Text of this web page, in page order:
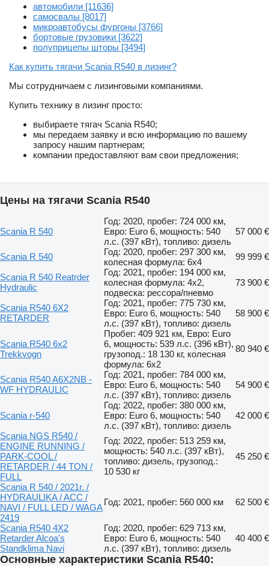
автомобили [11636]
самосвалы [8017]
микроавтобусы фургоны [3766]
бортовые грузовики [3622]
полуприцепы шторы [3494]
Как купить тягачи Scania R540 в лизинг?
Мы сотрудничаем с лизинговыми компаниями.
Купить технику в лизинг просто:
выбираете тягач Scania R540;
мы передаем заявку и всю информацию по вашему
запросу нашим партнерам;
компании предоставляют вам свои предложения;
Цены на тягачи Scania R540
Scania R 540
Год: 2020, пробег: 724 000 км,
Евро: Euro 6, мощность: 540
л.с. (397 кВт), топливо: дизель
57 000 €
Scania R 540
Год: 2020, пробег: 297 300 км,
колесная формула: 6x4
99 999 €
Scania R 540 Reatrder
Hydraulic
Год: 2021, пробег: 194 000 км,
колесная формула: 4x2,
подвеска: рессора/пневмо
73 900 €
Scania R540 6X2
RETARDER
Год: 2021, пробег: 775 730 км,
Евро: Euro 6, мощность: 540
л.с. (397 кВт), топливо: дизель
58 900 €
Scania R540 6x2
Trekkvogn
Пробег: 409 921 км, Евро: Euro
6, мощность: 539 л.с. (396 кВт),
грузопод.: 18 130 кг, колесная
формула: 6x2
80 940 €
Scania R540 A6X2NB -
WF HYDRAULIC
Год: 2021, пробег: 784 000 км,
Евро: Euro 6, мощность: 540
л.с. (397 кВт), топливо: дизель
54 900 €
Scania r-540
Год: 2022, пробег: 380 000 км,
Евро: Euro 6, мощность: 540
л.с. (397 кВт), топливо: дизель
42 000 €
Scania NGS R540 /
ENGINE RUNNING /
PARK-COOL /
RETARDER / 44 TON /
FULL
Год: 2022, пробег: 513 259 км,
мощность: 540 л.с. (397 кВт),
топливо: дизель, грузопод.:
10 530 кг
45 250 €
Scania R 540 / 2021r. /
HYDRAULIKA / ACC /
NAVI / FULL LED / WAGA
2419
Год: 2021, пробег: 560 000 км 62 500 €
Scania R540 4X2
Retarder Alcoa's
Standklima Navi
Год: 2020, пробег: 629 713 км,
Евро: Euro 6, мощность: 540
л.с. (397 кВт), топливо: дизель
40 400 €
Основные характеристики Scania R540: